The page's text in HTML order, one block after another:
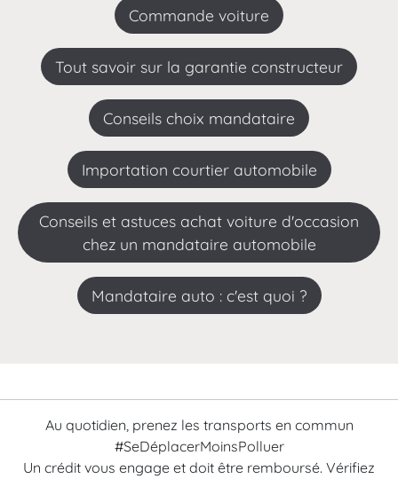
commande voiture
Tout savoir sur la garantie constructeur
Conseils choix mandataire
importation courtier automobile
Conseils et astuces achat voiture d'occasion
chez un mandataire automobile
Mandataire auto : c'est quoi ?
Au quotidien, prenez les transports en commun
#SeDéplacerMoinsPolluer
Un crédit vous engage et doit être remboursé. Vérifiez